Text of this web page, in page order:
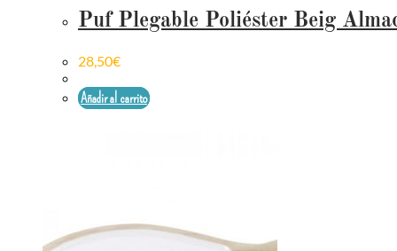
Puf Plegable Poliéster Beig
28,50€
Añadir al carrito